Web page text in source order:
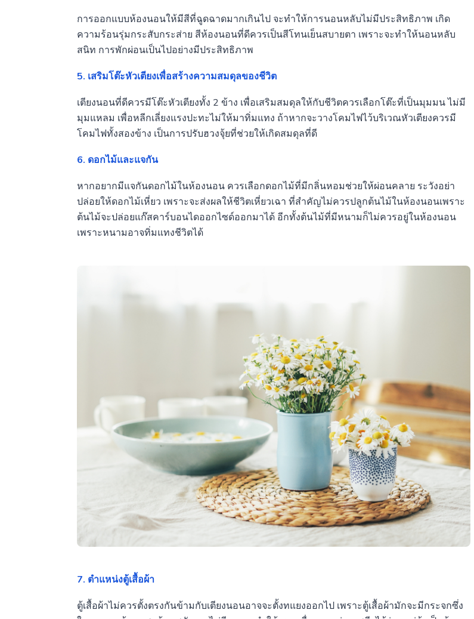
การออกแบบห้องนอนให้มีสีที่ฉูดฉาดมากเกินไป จะทำให้การนอนหลับไม่มีประสิทธิภาพ เกิด
ความร้อนรุ่มกระสับกระส่าย สีห้องนอนที่ดีควรเป็นสีโทนเย็นสบายตา เพราะจะทำให้นอนหลับ
สนิท การพักผ่อนเป็นไปอย่างมีประสิทธิภาพ
5. เสริมโต๊ะหัวเตียงเพื่อสร้างความสมดุลของชีวิต
เตียงนอนที่ดีควรมีโต๊ะหัวเตียงทั้ง 2 ข้าง เพื่อเสริมสมดุลให้กับชีวิตควรเลือกโต๊ะที่เป็นมุมมน ไม่มี
มุมแหลม เพื่อหลีกเลี่ยงแรงปะทะไม่ให้มาทิ่มแทง ถ้าหากจะวางโคมไฟไว้บริเวณหัวเตียงควรมี
โคมไฟทั้งสองข้าง เป็นการปรับฮวงจุ้ยที่ช่วยให้เกิดสมดุลที่ดี
6. ดอกไม้และแจกัน
หากอยากมีแจกันดอกไม้ในห้องนอน ควรเลือกดอกไม้ที่มีกลิ่นหอมช่วยให้ผ่อนคลาย ระวังอย่า
ปล่อยให้ดอกไม้เหี่ยว เพราะจะส่งผลให้ชีวิตเหี่ยวเฉา ที่สำคัญไม่ควรปลูกต้นไม้ในห้องนอนเพราะ
ต้นไม้จะปล่อยแก๊สคาร์บอนไดออกไซด์ออกมาได้ อีกทั้งต้นไม้ที่มีหนามก็ไม่ควรอยู่ในห้องนอน
เพราะหนามอาจทิ่มแทงชีวิตได้
7. ตำแหน่งตู้เสื้อผ้า
ตู้เสื้อผ้าไม่ควรตั้งตรงกันข้ามกับเตียงนอนอาจจะตั้งทแยงออกไป เพราะตู้เสื้อผ้ามักจะมีกระจกซึ่ง